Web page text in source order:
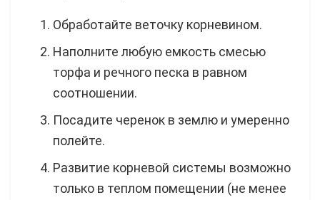
Обработайте веточку корневином.
Наполните любую емкость смесью
торфа и речного песка в равном
соотношении.
Посадите черенок в землю и умеренно
полейте.
Развитие корневой системы возможно
только в теплом помещении (не менее